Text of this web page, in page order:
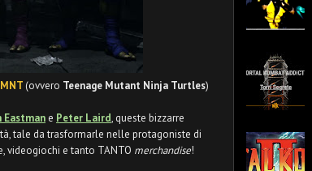
(ovvero Teenage Mutant Ninja Turtles)
Eastman e Peter Laird, queste bizzarre
tale da trasformarle nelle protagoniste di
videogiochi e tanto TANTO merchandise!